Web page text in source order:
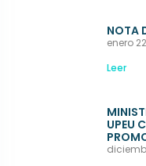
NOTA
enero
Leer
UPEU